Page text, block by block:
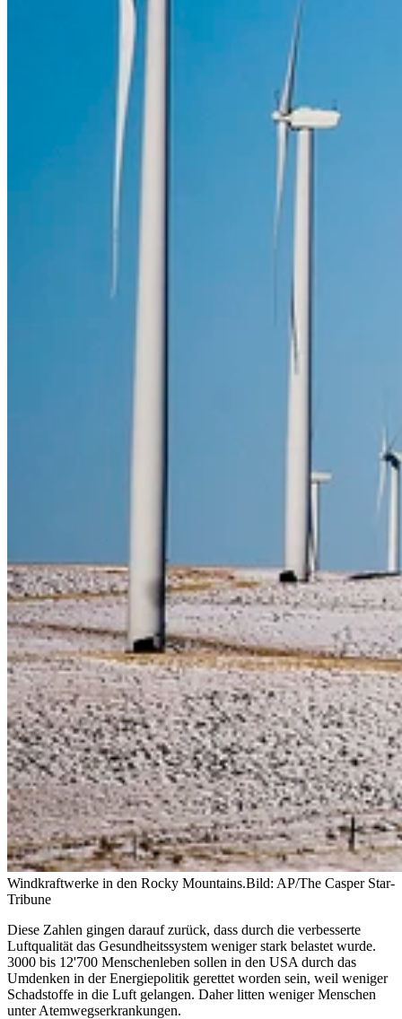
Windkraftwerke in den Rocky Mountains.Bild: AP/The Casper Star-
Tribune
Diese Zahlen gingen darauf zurück, dass durch die verbesserte
Luftqualität das Gesundheitssystem weniger stark belastet wurde.
3000 bis 12'700 Menschenleben sollen in den USA durch das
Umdenken in der Energiepolitik gerettet worden sein, weil weniger
Schadstoffe in die Luft gelangen. Daher litten weniger Menschen
unter Atemwegserkrankungen.